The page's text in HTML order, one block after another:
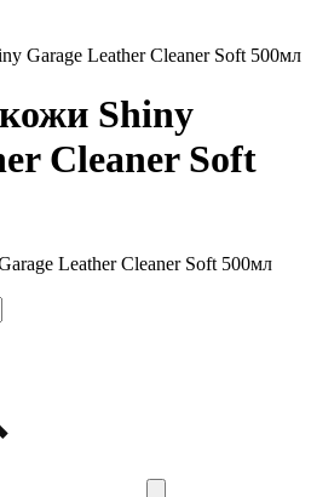
Garage Leather Cleaner Soft 500мл
Shiny
Cleaner Soft